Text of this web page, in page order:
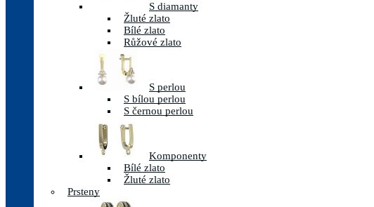
S diamanty
Žluté zlato
Bílé zlato
Růžové zlato
S perlou
S bílou perlou
S černou perlou
Komponenty
Bílé zlato
Žluté zlato
Prsteny